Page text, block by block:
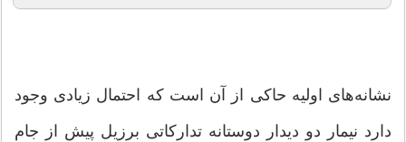
نشانه‌های اولیه حاکی از آن است که احتمال زیادی وجود
دارد نیمار دو دیدار دوستانه تدارکاتی برزیل پیش از جام